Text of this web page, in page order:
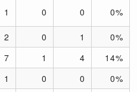
1 0 0 0%
2 0 1
0%
7 1 4
14%
1 0 0
0%